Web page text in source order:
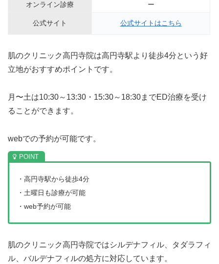
オンライン診療
ー
公式サイト 公式サイトはこちら
肌のクリニック高円寺院は高円寺駅より徒歩4分という好
立地がおすすめポイントです。
月〜土は10:30～13:30・15:30～18:30までED治療を受け
ることができます。
webでの予約が可能です。
・高円寺駅から徒歩4分
・土曜日も診療が可能
・web予約が可能
肌のクリニック高円寺院ではシルデナフィル、タダラフィ
ル、バルデナフィルの処方に対応しています。